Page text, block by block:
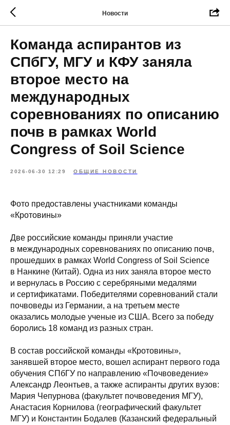
Новости
Команда аспирантов из
СПбГУ, МГУ и КФУ заняла
второе место на
международных
соревнованиях по описанию
почв в рамках World
Congress of Soil Science
2026-06-30 12:29 ОБЩИЕ НОВОСТИ
Фото предоставлены участниками команды
«Кротовины»
Две российские команды приняли участие
в международных соревнованиях по описанию почв,
прошедших в рамках World Congress of Soil Science
в Нанкине (Китай). Одна из них заняла второе место
и вернулась в Россию с серебряными медалями
и сертификатами. Победителями соревнований стали
почвоведы из Германии, а на третьем месте
оказались молодые ученые из США. Всего за победу
боролись 18 команд из разных стран.
В состав российской команды «Кротовины»,
занявшей второе место, вошел аспирант первого года
обучения СПбГУ по направлению «Почвоведение»
Александр Леонтьев, а также аспиранты других вузов:
Мария Чепурнова (факультет почвоведения МГУ),
Анастасия Корнилова (географический факультет
МГУ) и Константин Бодалев (Казанский федеральный